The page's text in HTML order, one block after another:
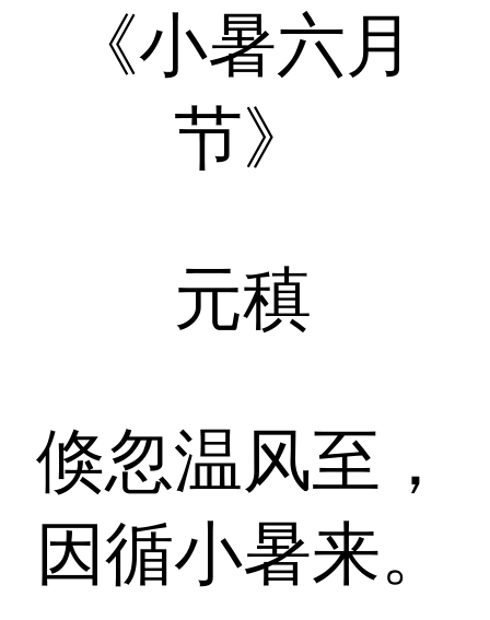
《小暑六月
节》
元稹
倏忽温风至，
因循小暑来。